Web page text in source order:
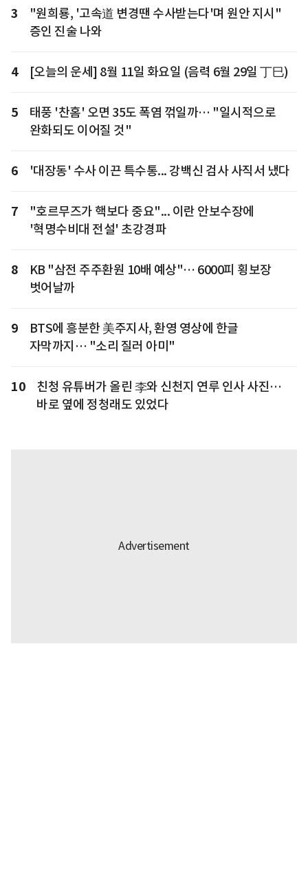
3
"원희룡, '고속道 변경땐 수사받는다'며 원안 지시"
증인 진술 나와
4 [오늘의 운세] 8월 11일 화요일 (음력 6월 29일 丁巳)
5
태풍 '찬홈' 오면 35도 폭염 꺾일까… "일시적으로
완화되도 이어질 것"
6 '대장동' 수사 이끈 특수통... 강백신 검사 사직서 냈다
7
"호르무즈가 핵보다 중요"... 이란 안보수장에
'혁명수비대 전설' 초강경파
8
KB "삼전 주주환원 10배 예상"… 6000피 횡보장
벗어날까
9
BTS에 흥분한 美주지사, 환영 영상에 한글
자막까지… "소리 질러 아미"
10
친청 유튜버가 올린 李와 신천지 연루 인사 사진…
바로 옆에 정청래도 있었다